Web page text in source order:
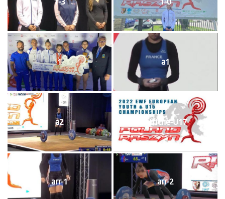
1 a1
a2 Affiche-U17
arr-1 arr-2